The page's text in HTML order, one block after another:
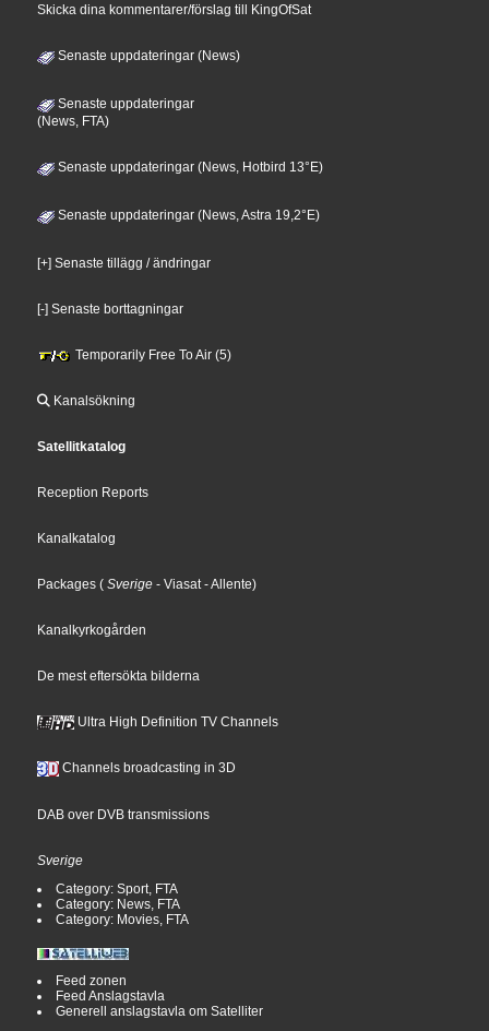
Skicka dina kommentarer/förslag till KingOfSat
Senaste uppdateringar (News)
Senaste uppdateringar
(News, FTA)
Senaste uppdateringar (News, Hotbird 13°E)
Senaste uppdateringar (News, Astra 19,2°E)
[+] Senaste tillägg / ändringar
[-] Senaste borttagningar
Temporarily Free To Air (5)
Kanalsökning
Satellitkatalog
Reception Reports
Kanalkatalog
Packages ( Sverige - Viasat- Allente)
Kanalkyrkogården
De mest eftersökta bilderna
Ultra High Definition TV Channels
Channels broadcasting in 3D
DAB over DVB transmissions
Sverige
Category: Sport, FTA
Category: News, FTA
Category: Movies, FTA
Feed zonen
Feed Anslagstavla
Generell anslagstavla om Satelliter